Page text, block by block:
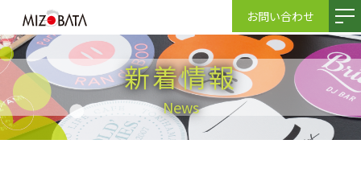
お問い合わせ
新着情報
News